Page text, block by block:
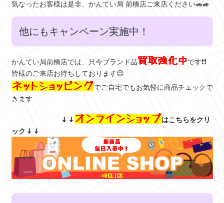
気なったお客様は是非、かんてい局 前橋店ご来店ください🚗🚙
他にもキャンペーン実施中！
かんてい局前橋店では、只今ブランド品買取強化中です❗❗
皆様のご来店お待ちしております😊
ネットショッピング でご自宅でもお気軽に商品チェックで
きます
↓↓ オンラインショップ はこちらをクリ
ック ↓↓